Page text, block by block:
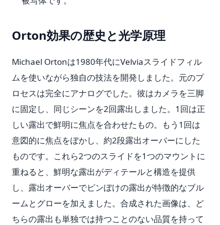
Orton効果の歴史と光学原理
Michael Ortonは1980年代にVelviaスライドフィル
ムを使いながら独自の技法を開発しました。元のプ
ロセスは完全にアナログでした。彼はカメラを三脚
に固定し、同じシーンを2回露出しました。1回は正
しい露出で鮮明に焦点を合わせたもの。もう1回は
意図的に焦点をぼかし、約2段露出オーバーにした
ものです。これら2つのスライドを1つのマウントに
重ねると、鮮明な露出がディテールと構造を提供
し、露出オーバーでピンぼけの露出が特徴的なブル
ームとグローを加えました。合成された画像は、ど
ちらの露出も単独では持つことのない品質を持って